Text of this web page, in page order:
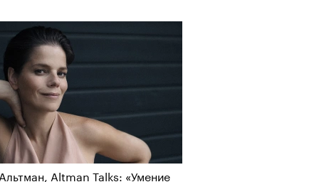
Altman Talks: «Умение